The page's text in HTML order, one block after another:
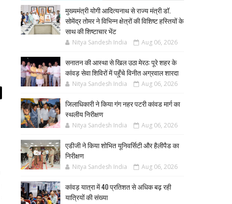
मुख्यमंत्री योगी आदित्यनाथ से राज्य मंत्री डॉ.
सोमेंद्र तोमर ने विभिन्न क्षेत्रों की विशिष्ट हस्तियों के
साथ की शिष्टाचार भेंट
Nitya Sandesh India Aug 06, 2026
सनातन की आस्था से खिल उठा मेरठ: पूरे शहर के
कांवड़ सेवा शिविरों में पहुँचे विनीत अग्रवाल शारदा
Nitya Sandesh India Aug 06, 2026
जिलाधिकारी ने किया गंग नहर पटरी कांवड मार्ग का
स्थलीय निरीक्षण
Nitya Sandesh India Aug 06, 2026
एडीजी ने किया शोभित यूनिवर्सिटी और हैलीपैड का
निरीक्षण
Nitya Sandesh India Aug 06, 2026
कांवड़ यात्रा में 40 प्रतिशत से अधिक बढ़ रही
यात्रियों की संख्या